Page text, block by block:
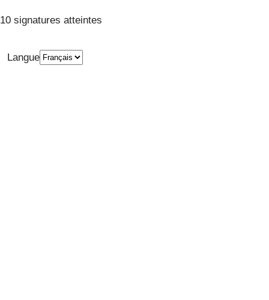
10 signatures atteintes
Langue